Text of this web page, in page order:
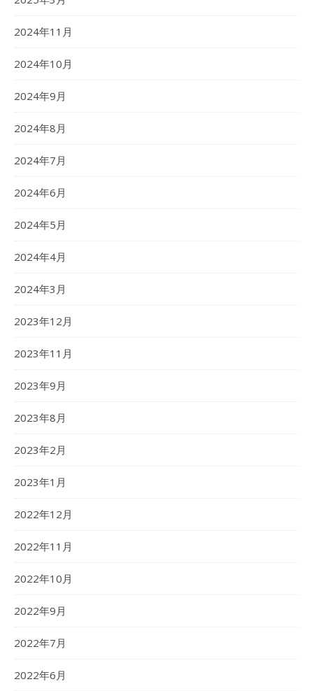
2024年11月
2024年10月
2024年9月
2024年8月
2024年7月
2024年6月
2024年5月
2024年4月
2024年3月
2023年12月
2023年11月
2023年9月
2023年8月
2023年2月
2023年1月
2022年12月
2022年11月
2022年10月
2022年9月
2022年7月
2022年6月